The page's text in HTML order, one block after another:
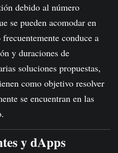
debido al número
se pueden acomodar en
conduce a
y duraciones de
soluciones propuestas,
como objetivo resolver
se encuentran en las
y dApps